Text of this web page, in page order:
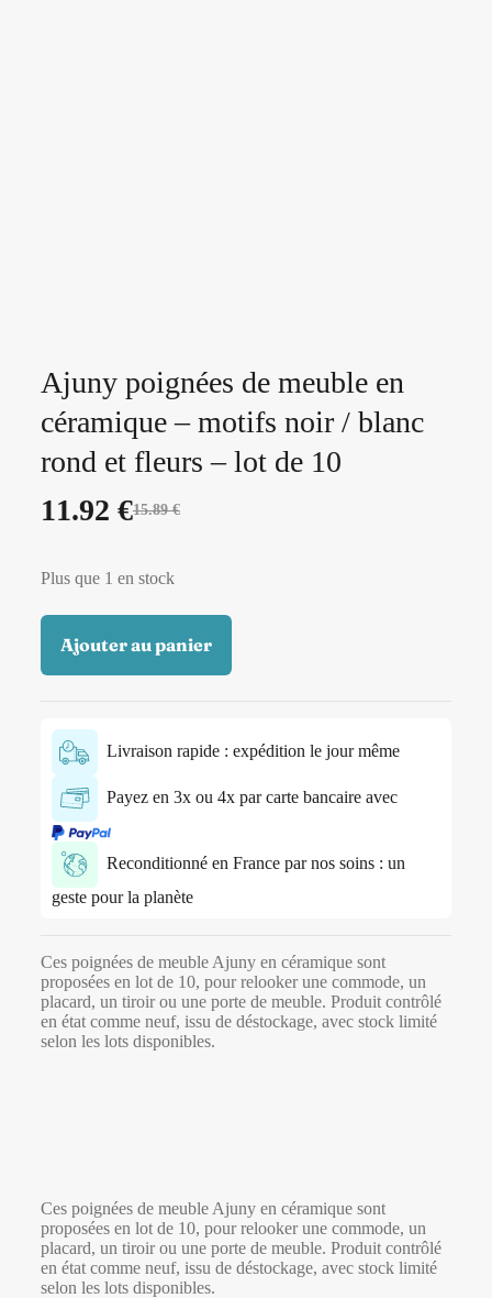
Ajuny poignées de meuble en
céramique – motifs noir / blanc
rond et fleurs – lot de 10
15.89€
11.92 €
Plus que 1 en stock
Ajouter au panier
Livraison rapide : expédition le jour même
Payez en 3x ou 4x par carte bancaire avec
Reconditionné en France par nos soins : un
geste pour la planète
Ces poignées de meuble Ajuny en céramique sont
proposées en lot de 10, pour relooker une commode, un
placard, un tiroir ou une porte de meuble. Produit contrôlé
en état comme neuf, issu de déstockage, avec stock limité
selon les lots disponibles.
Ces poignées de meuble Ajuny en céramique sont
proposées en lot de 10, pour relooker une commode, un
placard, un tiroir ou une porte de meuble. Produit contrôlé
en état comme neuf, issu de déstockage, avec stock limité
selon les lots disponibles.